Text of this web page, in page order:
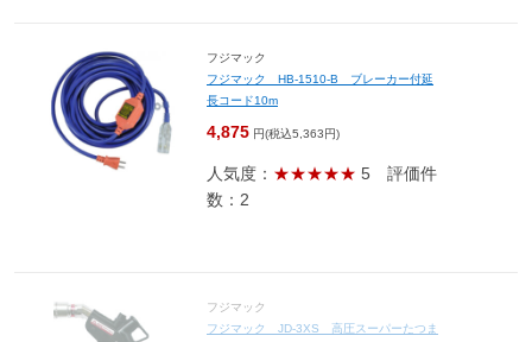
フジマック
フジマック HB-1510-B ブレーカー付延
長コード10m
4,875 円(税込5,363円)
人気度： ★★★★★ 5 評価件
数：2
フジマック
フジマック JD-3XS 高圧スーパーたつま